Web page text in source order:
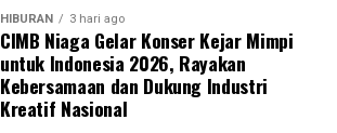
HIBURAN 3 hari ago
CIMB Niaga Gelar Konser Kejar Mimpi
untuk Indonesia 2026, Rayakan
Kebersamaan dan Dukung Industri
Kreatif Nasional